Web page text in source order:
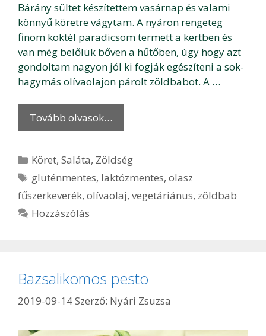
Bárány sültet készítettem vasárnap és valami
könnyű köretre vágytam. A nyáron rengeteg
finom koktél paradicsom termett a kertben és
van még belőlük bőven a hűtőben, úgy hogy azt
gondoltam nagyon jól ki fogják egészíteni a sok-
hagymás olívaolajon párolt zöldbabot. A …
Tovább olvasok…
Kategória
Köret,Saláta, Zöldség
Címkék
gluténmentes, laktózmentes,olasz
fűszerkeverék, olívaolaj, vegetáriánus, zöldbab
Hozzászólás
Bazsalikomos pesto
2019-09-14Szerző: Nyári Zsuzsa